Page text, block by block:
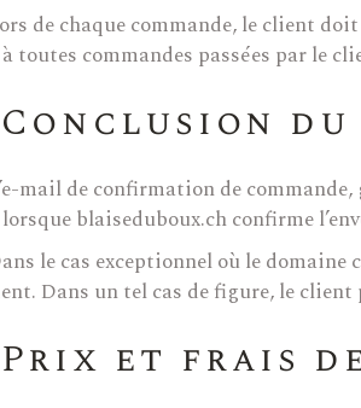
de chaque commande, le client
toutes commandes passées par le
Conclusion
mail de confirmation de
blaiseduboux.ch confirme
le cas exceptionnel où le
Dans un tel cas de figure, le
Prix et frais